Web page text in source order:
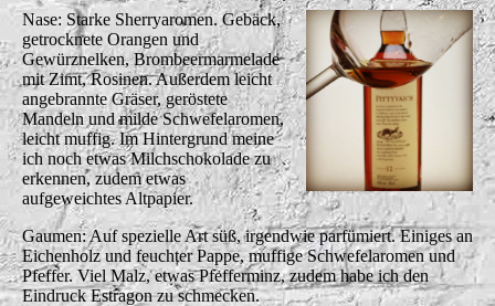
Nase: Starke Sherryaromen. Gebäck,
getrocknete Orangen und
Gewürznelken, Brombeermarmelade
mit Zimt, Rosinen. Außerdem leicht
angebrannte Gräser, geröstete
Mandeln und milde Schwefelaromen,
leicht muffig. Im Hintergrund meine
ich noch etwas Milchschokolade zu
erkennen, zudem etwas
aufgeweichtes Altpapier.
Gaumen: Auf spezielle Art süß, irgendwie parfümiert. Einiges an
Eichenholz und feuchter Pappe, muffige Schwefelaromen und
Pfeffer. Viel Malz, etwas Pfefferminz, zudem habe ich den
Eindruck Estragon zu schmecken.